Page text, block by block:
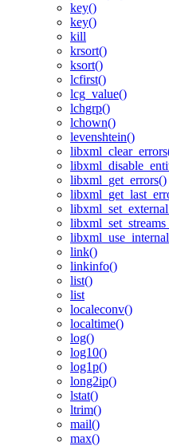
key()
key()
kill
krsort()
ksort()
lcfirst()
lcg_value()
lchgrp()
lchown()
levenshtein()
libxml_get_errors()
link()
linkinfo()
list()
list
localeconv()
localtime()
log()
log10()
log1p()
long2ip()
lstat()
ltrim()
mail()
max()